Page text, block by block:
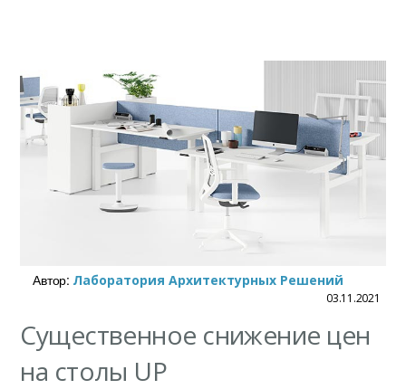
Автор: Лаборатория Архитектурных Решений
03.11.2021
Существенное снижение цен
на столы UP